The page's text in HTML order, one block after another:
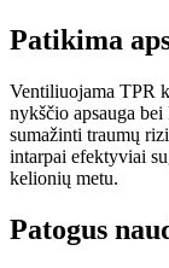
Patikima
Ventiliuojama TPR
nykščio apsauga
sumažinti traumų
intarpai efektyviai
kelionių metu.
Patogus